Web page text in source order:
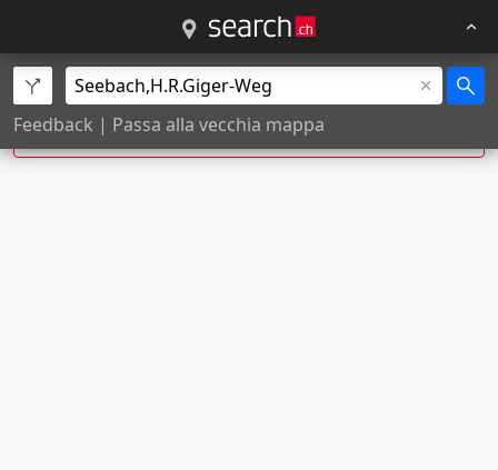
Feedback | Passa alla vecchia mappa
H.-R.-Giger-Weg, Seebach è stata corretta aH.-
R.-Giger-Weg,Zürich.